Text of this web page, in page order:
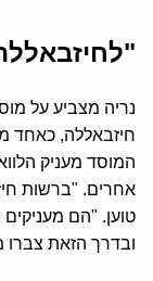
"לחיזבאללה יש 15
נריה מצביע על
חיזבאללה, כאחד
המוסד מעניק
טוען. "הם מעניקים
ובדרך הזאת צברו